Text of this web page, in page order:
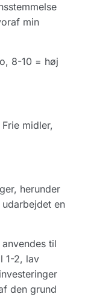
min
8-10 = høj
midler,
herunder
en
til
1-2, lav
den grund